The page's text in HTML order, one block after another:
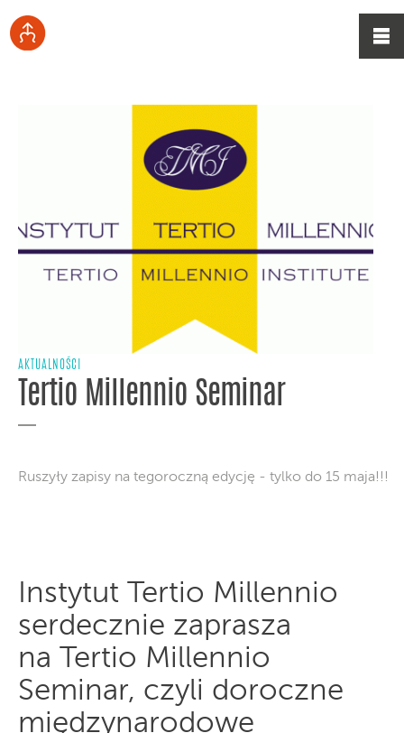
AKTUALNOŚCI
Tertio Millennio Seminar
Ruszyły zapisy na tegoroczną edycję - tylko do 15 maja!!!
Instytut Tertio Millennio
serdecznie zaprasza
na Tertio Millennio
Seminar, czyli doroczne
międzynarodowe